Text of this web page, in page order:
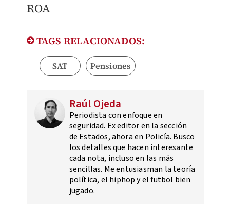
ROA
TAGS RELACIONADOS:
SAT Pensiones
Raúl Ojeda
Periodista con enfoque en
seguridad. Ex editor en la sección
de Estados, ahora en Policía. Busco
los detalles que hacen interesante
cada nota, incluso en las más
sencillas. Me entusiasman la teoría
política, el hiphop y el futbol bien
jugado.